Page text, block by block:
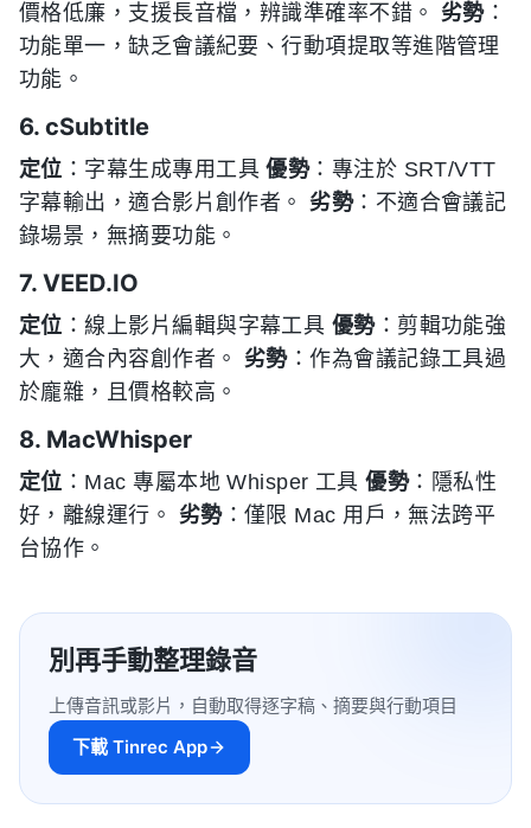
價格低廉，支援長音檔，辨識準確率不錯。劣勢：
功能單一，缺乏會議紀要、行動項提取等進階管理
功能。
6. cSubtitle
定位 ：字幕生成專用工具優勢：專注於 SRT/VTT
字幕輸出，適合影片創作者。劣勢：不適合會議記
錄場景，無摘要功能。
7. VEED.IO
定位 ：線上影片編輯與字幕工具 優勢：剪輯功能強
大，適合內容創作者。 劣勢：作為會議記錄工具過
於龐雜，且價格較高。
8. MacWhisper
定位 ：Mac 專屬本地 Whisper 工具優勢：隱私性
好，離線運行。 劣勢：僅限 Mac 用戶，無法跨平
台協作。
別再手動整理錄音
上傳音訊或影片，自動取得逐字稿、摘要與行動項目
下載 Tinrec App